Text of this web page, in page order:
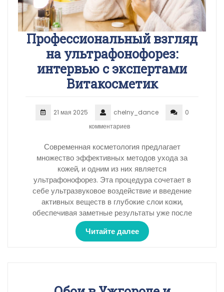
Профессиональный взгляд
на ультрафонофорез:
интервью с экспертами
Витакосметик
21 мая 2025 chelny_dance
0
комментариев
Современная косметология предлагает
множество эффективных методов ухода за
кожей, и одним из них является
ультрафонофорез. Эта процедура сочетает в
себе ультразвуковое воздействие и введение
активных веществ в глубокие слои кожи,
обеспечивая заметные результаты уже после
Читайте далее